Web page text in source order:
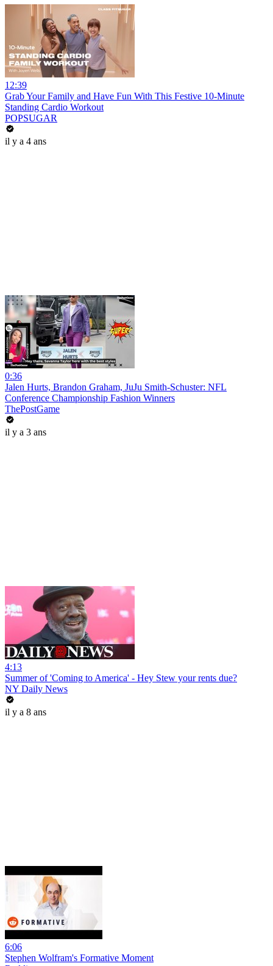
12:39
Grab Your Family and Have Fun With This Festive 10-Minute
Standing Cardio Workout
POPSUGAR
il y a 4 ans
0:36
Jalen Hurts, Brandon Graham, JuJu Smith-Schuster: NFL
Conference Championship Fashion Winners
ThePostGame
il y a 3 ans
4:13
Summer of 'Coming to America' - Hey Stew your rents due?
NY Daily News
il y a 8 ans
6:06
Stephen Wolfram's Formative Moment